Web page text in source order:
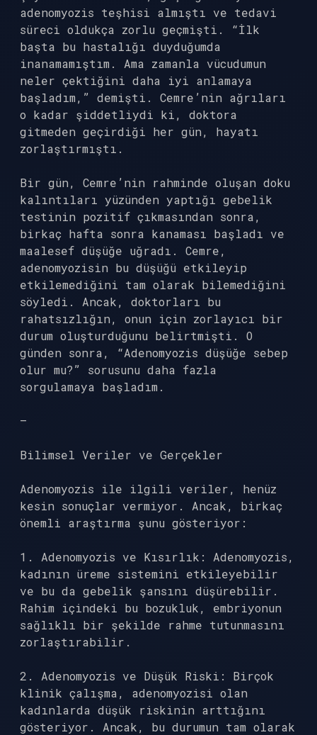
adenomyozis teşhisi almıştı ve tedavi
süreci oldukça zorlu geçmişti. “İlk
başta bu hastalığı duyduğumda
inanamamıştım. Ama zamanla vücudumun
neler çektiğini daha iyi anlamaya
başladım,” demişti. Cemre’nin ağrıları
o kadar şiddetliydi ki, doktora
gitmeden geçirdiği her gün, hayatı
zorlaştırmıştı.
Bir gün, Cemre’nin rahminde oluşan doku
kalıntıları yüzünden yaptığı gebelik
testinin pozitif çıkmasından sonra,
birkaç hafta sonra kanaması başladı ve
maalesef düşüğe uğradı. Cemre,
adenomyozisin bu düşüğü etkileyip
etkilemediğini tam olarak bilemediğini
söyledi. Ancak, doktorları bu
rahatsızlığın, onun için zorlayıcı bir
durum oluşturduğunu belirtmişti. O
günden sonra, “Adenomyozis düşüğe sebep
olur mu?” sorusunu daha fazla
sorgulamaya başladım.
—
Bilimsel Veriler ve Gerçekler
Adenomyozis ile ilgili veriler, henüz
kesin sonuçlar vermiyor. Ancak, birkaç
önemli araştırma şunu gösteriyor:
1. Adenomyozis ve Kısırlık: Adenomyozis,
kadının üreme sistemini etkileyebilir
ve bu da gebelik şansını düşürebilir.
Rahim içindeki bu bozukluk, embriyonun
sağlıklı bir şekilde rahme tutunmasını
zorlaştırabilir.
2. Adenomyozis ve Düşük Riski: Birçok
klinik çalışma, adenomyozisi olan
kadınlarda düşük riskinin arttığını
gösteriyor. Ancak, bu durumun tam olarak